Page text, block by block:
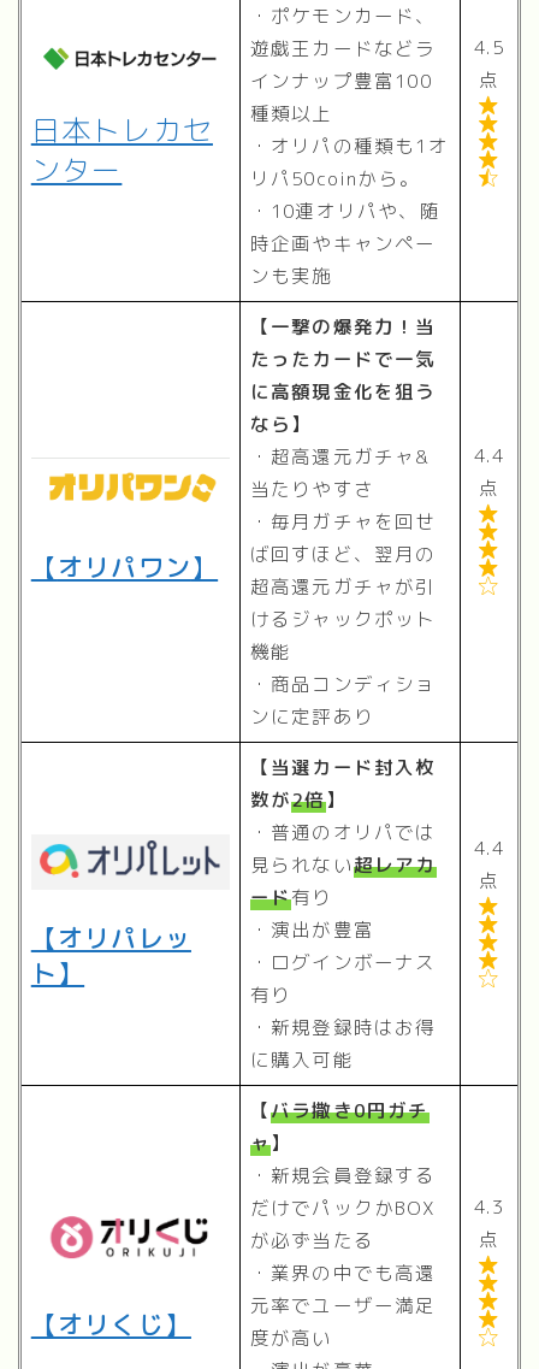
日本トレカセ
ンター
・ポケモンカード、
遊戯王カードなどラ
インナップ豊富100
種類以上
・オリパの種類も1オ
リパ50coinから。
・10連オリパや、随
時企画やキャンペー
ンも実施
4.5
点





【オリパワン】
【一撃の爆発力！当
たったカードで一気
に高額現金化を狙う
なら】
・超高還元ガチャ&
当たりやすさ
・毎月ガチャを回せ
ば回すほど、翌月の
超高還元ガチャが引
けるジャックポット
機能
・商品コンディショ
ンに定評あり
4.4
点





【オリパレッ
ト】
【当選カード封入枚
数が2倍】
・普通のオリパでは
見られない超レアカ
ード有り
・演出が豊富
・ログインボーナス
有り
・新規登録時はお得
に購入可能
4.4
点





【オリくじ】
【バラ撒き0円ガチ
ャ】
・新規会員登録する
だけでパックかBOX
が必ず当たる
・業界の中でも高還
元率でユーザー満足
度が高い
4.3
点




